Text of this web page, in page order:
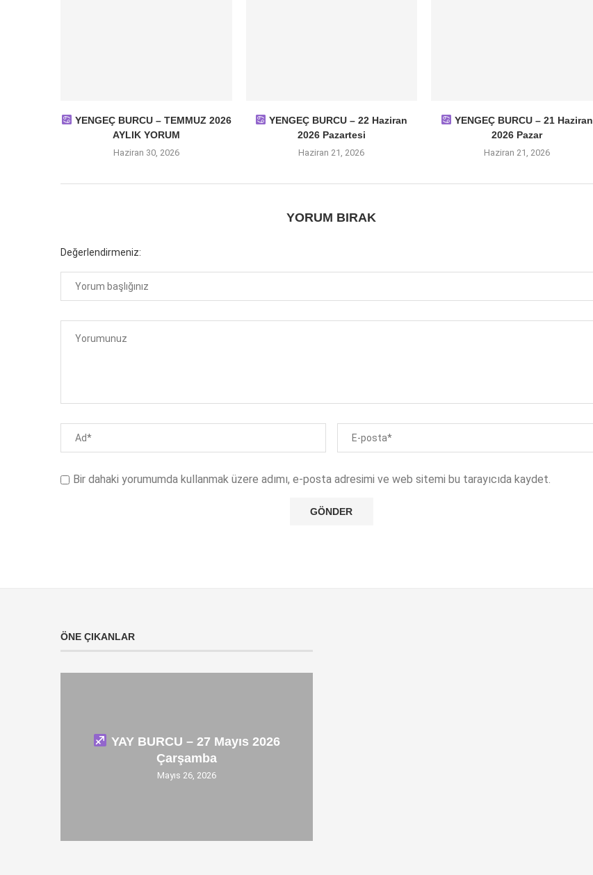
YENGEÇ BURCU – TEMMUZ 2026
AYLIK YORUM
Haziran 30, 2026
YENGEÇ BURCU – 22 Haziran
2026 Pazartesi
Haziran 21, 2026
YENGEÇ BURCU – 21 Haziran
2026 Pazar
Haziran 21, 2026
YORUM BIRAK
Değerlendirmeniz:
Bir dahaki yorumumda kullanmak üzere adımı, e-posta adresimi ve web sitemi bu tarayıcıda kaydet.
ÖNE ÇIKANLAR
YAY BURCU – 27 Mayıs 2026
Çarşamba
Mayıs 26, 2026